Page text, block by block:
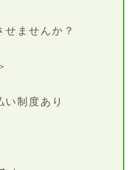
せませんか？
い制度あり